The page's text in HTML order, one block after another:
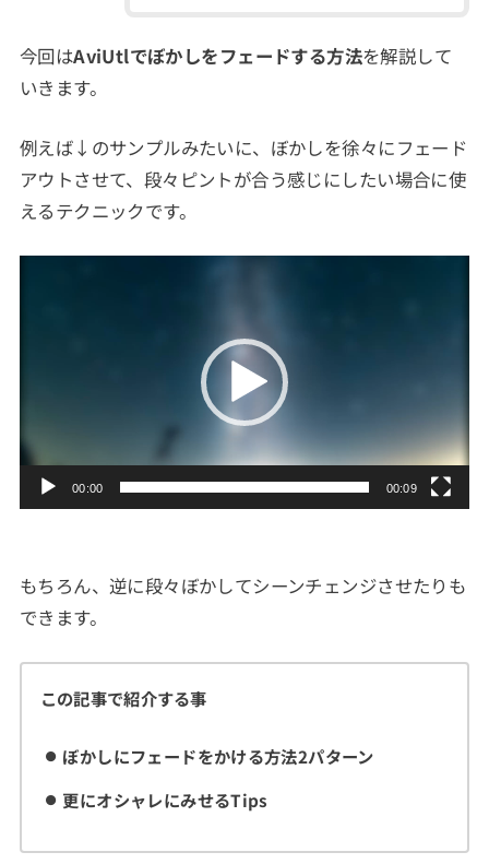
今回はAviUtlでぼかしをフェードする方法を解説して
いきます。
例えば↓のサンプルみたいに、ぼかしを徐々にフェード
アウトさせて、段々ピントが合う感じにしたい場合に使
えるテクニックです。
ヤ
00:00 00:09
もちろん、逆に段々ぼかしてシーンチェンジさせたりも
できます。
この記事で紹介する事
ぼかしにフェードをかける方法2パターン
更にオシャレにみせるTips